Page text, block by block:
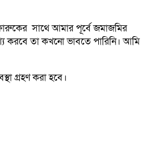
সাথে আমার পূর্বে জমাজমির
করবে তা কখনো ভাবতে পারিনি। আমি
গ্রহণ করা হবে।